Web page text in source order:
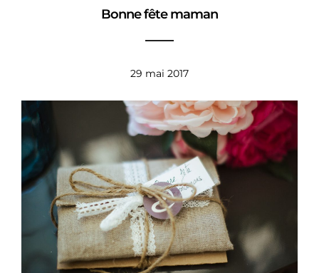
Bonne fête maman
29 mai 2017